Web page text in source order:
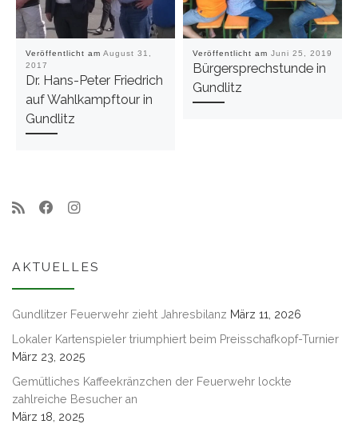
Veröffentlicht am August 31,
2017
Dr. Hans-Peter Friedrich
auf Wahlkampftour in
Gundlitz
Veröffentlicht am Juni 25, 2019
Bürgersprechstunde in
Gundlitz
AKTUELLES
Gundlitzer Feuerwehr zieht Jahresbilanz März 11, 2026
Lokaler Kartenspieler triumphiert beim Preisschafkopf-Turnier
März 23, 2025
Gemütliches Kaffeekränzchen der Feuerwehr lockte
zahlreiche Besucher an
März 18, 2025